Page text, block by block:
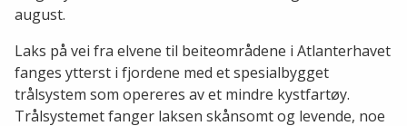
august.
Laks på vei fra elvene til beiteområdene i Atlanterhavet
fanges ytterst i fjordene med et spesialbygget
trålsystem som opereres av et mindre kystfartøy.
Trålsystemet fanger laksen skånsomt og levende, noe